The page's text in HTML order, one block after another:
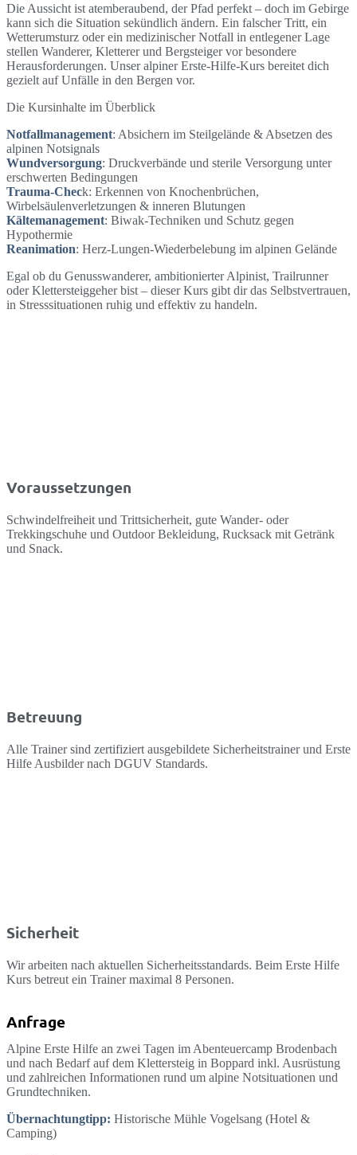
AlpineErste Hilfe
Sicher am Berg
Die Aussicht ist atemberaubend, der Pfad perfekt – doch im Gebirge
kann sich die Situation sekündlich ändern. Ein falscher Tritt, ein
Wetterumsturz oder ein medizinischer Notfall in entlegener Lage
stellen Wanderer, Kletterer und Bergsteiger vor besondere
Herausforderungen. Unser alpiner Erste-Hilfe-Kurs bereitet dich
gezielt auf Unfälle in den Bergen vor.
Die Kursinhalte im Überblick
Notfallmanagement: Absichern im Steilgelände & Absetzen des
alpinen Notsignals
Wundversorgung: Druckverbände und sterile Versorgung unter
erschwerten Bedingungen
Trauma-Check: Erkennen von Knochenbrüchen,
Wirbelsäulenverletzungen & inneren Blutungen
Kältemanagement: Biwak-Techniken und Schutz gegen
Hypothermie
Reanimation: Herz-Lungen-Wiederbelebung im alpinen Gelände
Egal ob du Genusswanderer, ambitionierter Alpinist, Trailrunner
oder Klettersteiggeher bist – dieser Kurs gibt dir das Selbstvertrauen,
in Stresssituationen ruhig und effektiv zu handeln.
Voraussetzungen
Schwindelfreiheit und Trittsicherheit, gute Wander- oder
Trekkingschuhe und Outdoor Bekleidung, Rucksack mit Getränk
und Snack.
Betreuung
Alle Trainer sind zertifiziert ausgebildete Sicherheitstrainer und Erste
Hilfe Ausbilder nach DGUV Standards.
Sicherheit
Wir arbeiten nach aktuellen Sicherheitsstandards. Beim Erste Hilfe
Kurs betreut ein Trainer maximal 8 Personen.
Anfrage
Alpine Erste Hilfe an zwei Tagen im Abenteuercamp Brodenbach
und nach Bedarf auf dem Klettersteig in Boppard inkl. Ausrüstung
und zahlreichen Informationen rund um alpine Notsituationen und
Grundtechniken.
Übernachtungtipp: Historische Mühle Vogelsang (Hotel &
Camping)